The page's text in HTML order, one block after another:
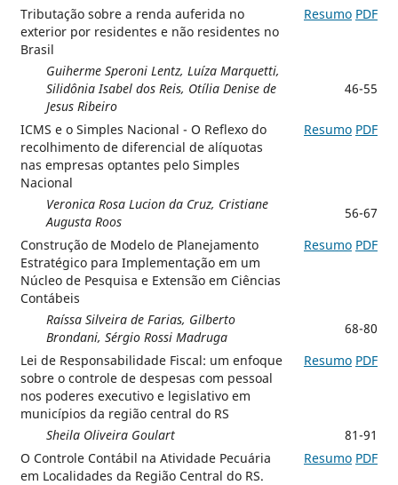
Tributação sobre a renda auferida no
exterior por residentes e não residentes no
Brasil
Resumo PDF
Guiherme Speroni Lentz, Luíza Marquetti,
Silidônia Isabel dos Reis, Otília Denise de
Jesus Ribeiro
46-55
ICMS e o Simples Nacional - O Reflexo do
recolhimento de diferencial de alíquotas
nas empresas optantes pelo Simples
Nacional
Resumo PDF
Veronica Rosa Lucion da Cruz, Cristiane
Augusta Roos
56-67
Construção de Modelo de Planejamento
Estratégico para Implementação em um
Núcleo de Pesquisa e Extensão em Ciências
Contábeis
Resumo PDF
Raíssa Silveira de Farias, Gilberto
Brondani, Sérgio Rossi Madruga
68-80
Lei de Responsabilidade Fiscal: um enfoque
sobre o controle de despesas com pessoal
nos poderes executivo e legislativo em
municípios da região central do RS
Resumo PDF
Sheila Oliveira Goulart
81-91
O Controle Contábil na Atividade Pecuária
em Localidades da Região Central do RS.
Resumo PDF